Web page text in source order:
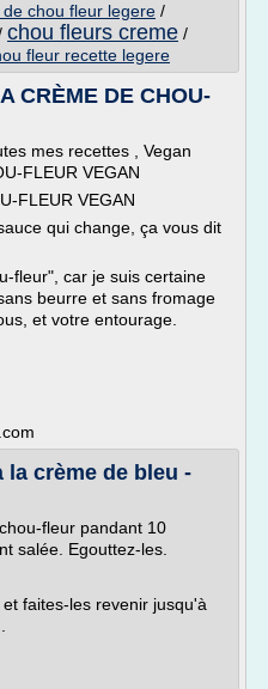
chou fleur legere /
chou fleurs creme /
fleur recette legere
CRÈME DE CHOU-
mes recettes , Vegan
FLEUR VEGAN
FLEUR VEGAN
qui change, ça vous dit
fleur", car je suis certaine
beurre et sans fromage
et votre entourage.
crème de bleu -
fleur pandant 10
salée. Egouttez-les.
faites-les revenir jusqu'à